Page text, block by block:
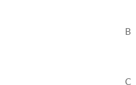
B
C